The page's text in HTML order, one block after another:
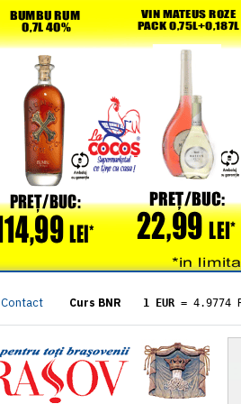
Contact Curs BNR 1 EUR = 4.9774
= 5.8304
1 XAU= 464.4611
1 AED= 1.1933
1 AUD= 2.7957
1 BGN= 2.5449